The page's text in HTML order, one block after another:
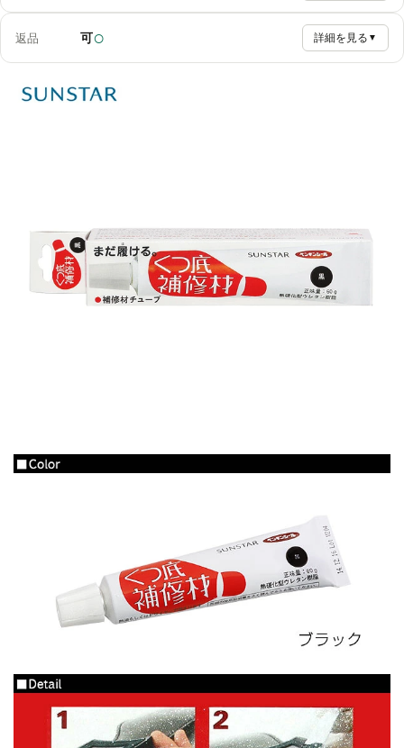
返品 可○ 詳細を見る ▼